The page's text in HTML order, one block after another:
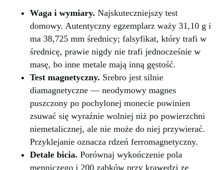
Waga i wymiary. Najskuteczniejszy test
domowy. Autentyczny egzemplarz waży 31,10 g i
ma 38,725 mm średnicy; falsyfikat, który trafi w
średnicę, prawie nigdy nie trafi jednocześnie w
masę, bo inne metale mają inną gęstość.
Test magnetyczny. Srebro jest silnie
diamagnetyczne — neodymowy magnes
puszczony po pochylonej monecie powinien
zsuwać się wyraźnie wolniej niż po powierzchni
niemetalicznej, ale nie może do niej przywierać.
Przyklejanie oznacza rdzeń ferromagnetyczny.
Detale bicia. Porównaj wykończenie pola
menniczego i 200 ząbków przy krawędzi ze